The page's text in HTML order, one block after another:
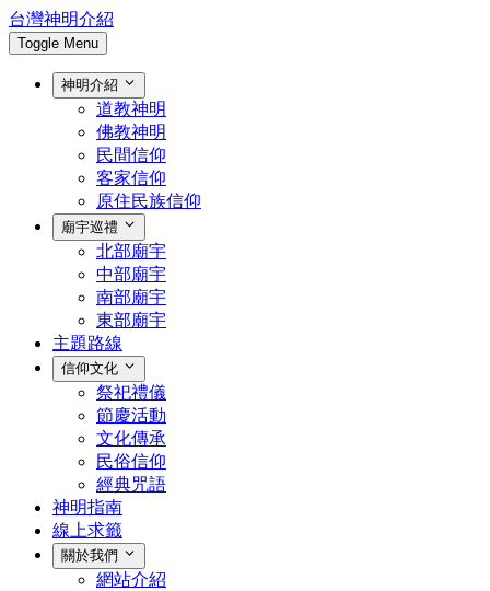
台灣神明介紹
Toggle Menu
神明介紹
道教神明
佛教神明
民間信仰
客家信仰
原住民族信仰
廟宇巡禮
北部廟宇
中部廟宇
南部廟宇
東部廟宇
主題路線
信仰文化
祭祀禮儀
節慶活動
文化傳承
民俗信仰
經典咒語
神明指南
線上求籤
關於我們
網站介紹